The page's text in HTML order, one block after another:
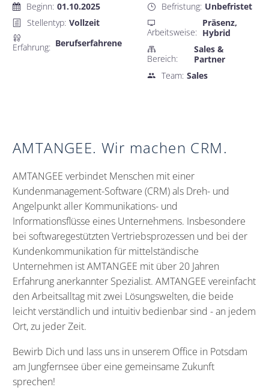
 Beginn: 01.10.2025
h Stellentyp: Vollzeit

Erfahrung: Berufserfahrene
} Befristung: Unbefristet

Arbeitsweise:
Präsenz,
Hybrid

Bereich:
Sales &
Partner
 Team: Sales
AMTANGEE. Wir machen CRM.
AMTANGEE verbindet Menschen mit einer
Kundenmanagement-Software (CRM) als Dreh- und
Angelpunkt aller Kommunikations- und
Informationsflüsse eines Unternehmens. Insbesondere
bei softwaregestützten Vertriebsprozessen und bei der
Kundenkommunikation für mittelständische
Unternehmen ist AMTANGEE mit über 20 Jahren
Erfahrung anerkannter Spezialist. AMTANGEE vereinfacht
den Arbeitsalltag mit zwei Lösungswelten, die beide
leicht verständlich und intuitiv bedienbar sind - an jedem
Ort, zu jeder Zeit.
Bewirb Dich und lass uns in unserem Office in Potsdam
am Jungfernsee über eine gemeinsame Zukunft
sprechen!